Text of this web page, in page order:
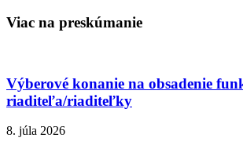
Viac na preskúmanie
Výberové konanie na obsadenie
riaditeľa/riaditeľky
8. júla 2026